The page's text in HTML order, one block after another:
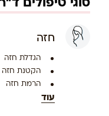
חזה
הגדלת חזה
הקטנת חזה
הרמת חזה
עוד